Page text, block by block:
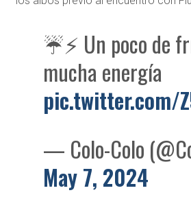
☔️⚡️ Un poco de
mucha energía
pic.twitter.com/
— Colo-Colo
May 7, 2024